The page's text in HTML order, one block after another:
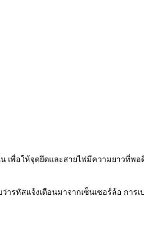
เพื่อให้จุดยึดและสายไฟมีความยาวที่พอ
รหัสแจ้งเตือนมาจากเซ็นเซอร์ล้อ กา